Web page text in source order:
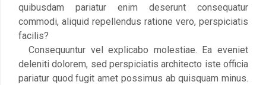
quibusdam pariatur enim deserunt consequatur
commodi, aliquid repellendus ratione vero, perspiciatis
facilis?
Consequuntur vel explicabo molestiae. Ea eveniet
deleniti dolorem, sed perspiciatis architecto iste officia
pariatur quod fugit amet possimus ab quisquam minus.